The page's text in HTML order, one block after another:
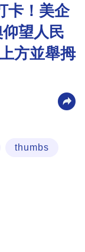
卡！美企
望人民
方並舉拇
thumbs